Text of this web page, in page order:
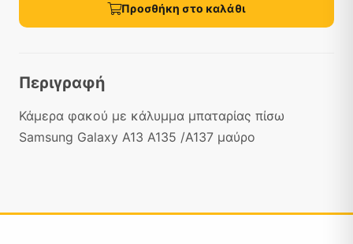
Προσθήκη στο καλάθι
Περιγραφή
Κάμερα φακού με κάλυμμα μπαταρίας πίσω
Samsung Galaxy A13 A135 /A137 μαύρο